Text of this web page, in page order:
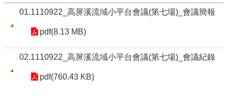
01.1110922_高屏溪流域小平台會議(第七場)_會議簡報
pdf(8.13 MB)
02.1110922_高屏溪流域小平台會議(第七場)_會議紀錄
pdf(760.43 KB)